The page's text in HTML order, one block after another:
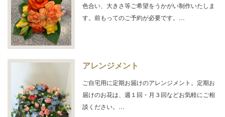
色合い、大きさ等ご希望をうかがい制作いたしま
す。前もってのご予約が必要です。…
アレンジメント
ご自宅用に定期お届けのアレンジメント。定期お
届けのお花は、週１回・月３回などお気軽にご相
談ください。…